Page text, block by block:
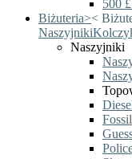
500
Biżuteria><
Naszyjniki
Naszyjniki
Fossil